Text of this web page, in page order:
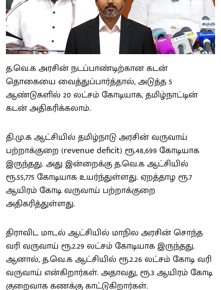
த.வெ.க அரசின் நடப்பாண்டிற்கான கடன்
தொகையை வைத்துப்பார்த்தால், அடுத்த 5
ஆண்டுகளில் 20 லட்சம் கோடியாக, தமிழ்நாட்டின்
கடன் அதிகரிக்கலாம்.
தி.மு.க ஆட்சியில் தமிழ்நாடு அரசின் வருவாய்
பற்றாக்குறை (revenue deficit) ரூ.48,699 கோடியாக
இருந்தது. அது இன்றைக்கு த.வெ.க ஆட்சியில்
ரூ.55,775 கோடியாக உயர்ந்துள்ளது. ஏறத்தாழ ரூ.7
ஆயிரம் கோடி வருவாய் பற்றாக்குறை
அதிகரித்துள்ளது.
திராவிட மாடல் ஆட்சியில் மாநில அரசின் சொந்த
வரி வருவாய் ரூ.2.29 லட்சம் கோடியாக இருந்தது.
ஆனால், த.வெ.க ஆட்சியில் ரூ.2.26 லட்சம் கோடி வரி
வருவாய் என்கிறார்கள். அதாவது, ரூ.3 ஆயிரம் கோடி
குறைவாக கணக்கு காட்டுகிறார்கள்.